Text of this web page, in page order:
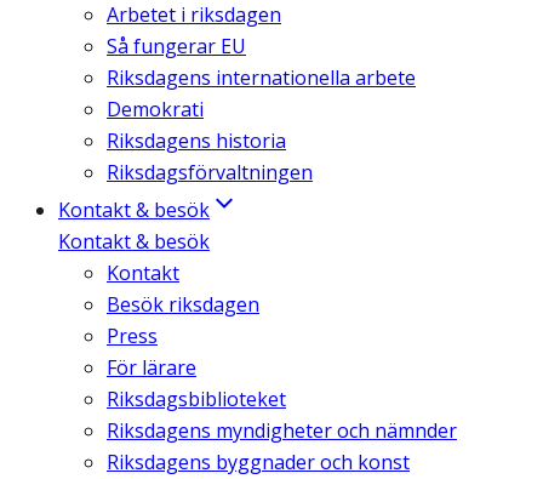
Arbetet i riksdagen
Så fungerar EU
Riksdagens internationella arbete
Demokrati
Riksdagens historia
Riksdagsförvaltningen
Kontakt & besök
Kontakt & besök
Kontakt
Besök riksdagen
Press
För lärare
Riksdagsbiblioteket
Riksdagens myndigheter och nämnder
Riksdagens byggnader och konst